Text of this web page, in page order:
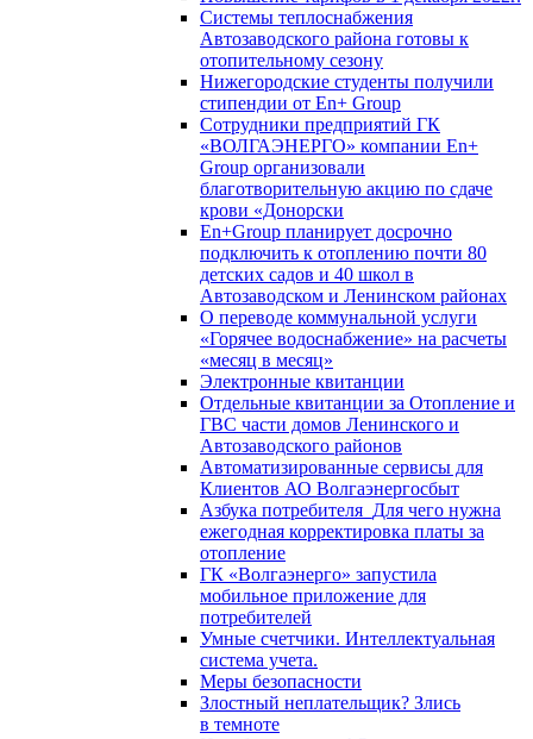
Системы теплоснабжения
Автозаводского района готовы к
отопительному сезону
Нижегородские студенты получили
стипендии от En+ Group
Сотрудники предприятий ГК
«ВОЛГАЭНЕРГО» компании En+
Group организовали
благотворительную акцию по сдаче
крови «Донорски
En+Group планирует досрочно
подключить к отоплению почти 80
детских садов и 40 школ в
Автозаводском и Ленинском районах
О переводе коммунальной услуги
«Горячее водоснабжение» на расчеты
«месяц в месяц»
Электронные квитанции
Отдельные квитанции за Отопление и
ГВС части домов Ленинского и
Автозаводского районов
Автоматизированные сервисы для
Клиентов АО Волгаэнергосбыт
Азбука потребителя_Для чего нужна
ежегодная корректировка платы за
отопление
ГК «Волгаэнерго» запустила
мобильное приложение для
потребителей
Умные счетчики. Интеллектуальная
система учета.
Меры безопасности
Злостный неплательщик? Злись
в темноте